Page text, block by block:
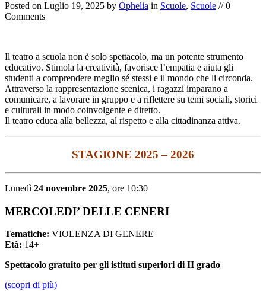
Posted on Luglio 19, 2025 by Ophelia in Scuole, Scuole // 0
Comments
Il teatro a scuola non è solo spettacolo, ma un potente strumento
educativo. Stimola la creatività, favorisce l’empatia e aiuta gli
studenti a comprendere meglio sé stessi e il mondo che li circonda.
Attraverso la rappresentazione scenica, i ragazzi imparano a
comunicare, a lavorare in gruppo e a riflettere su temi sociali, storici
e culturali in modo coinvolgente e diretto.
Il teatro educa alla bellezza, al rispetto e alla cittadinanza attiva.
STAGIONE 2025 – 2026
Lunedì 24 novembre 2025, ore 10:30
MERCOLEDI’ DELLE CENERI
Tematiche: VIOLENZA DI GENERE
Età: 14+
Spettacolo gratuito per gli istituti superiori di II grado
(scopri di più)